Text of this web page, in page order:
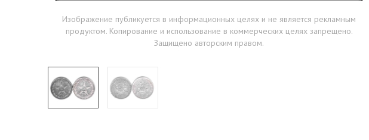
Изображение публикуется в информационных целях и не является рекламным
продуктом. Копирование и использование в коммерческих целях запрещено.
Защищено авторским правом.